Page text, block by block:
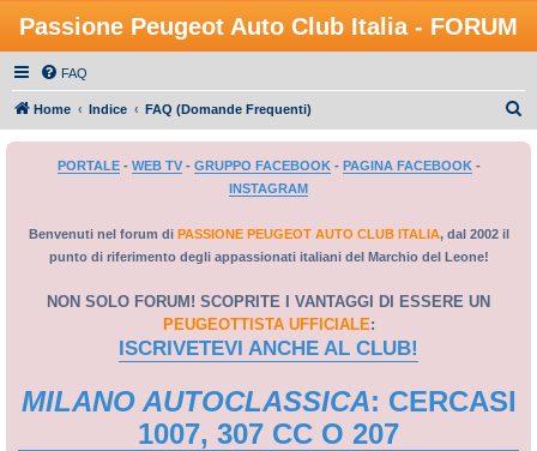
Passione Peugeot Auto Club Italia - FORUM
FAQ
Home Indice FAQ (Domande Frequenti)
PORTALE- WEB TV- GRUPPO FACEBOOK- PAGINA FACEBOOK-
INSTAGRAM
Benvenuti nel forum di PASSIONE PEUGEOT AUTO CLUB ITALIA, dal 2002 il
punto di riferimento degli appassionati italiani del Marchio del Leone!
NON SOLO FORUM! SCOPRITE I VANTAGGI DI ESSERE UN
PEUGEOTTISTA UFFICIALE:
ISCRIVETEVI ANCHE AL CLUB!
MILANO AUTOCLASSICA: CERCASI
1007, 307 CC O 207